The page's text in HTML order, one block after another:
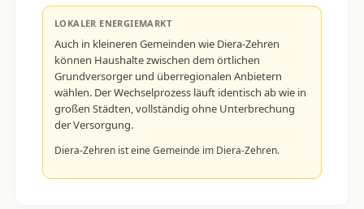
LOKALER ENERGIEMARKT
Auch in kleineren Gemeinden wie Diera-Zehren
können Haushalte zwischen dem örtlichen
Grundversorger und überregionalen Anbietern
wählen. Der Wechselprozess läuft identisch ab wie in
großen Städten, vollständig ohne Unterbrechung
der Versorgung.
Diera-Zehren ist eine Gemeinde im Diera-Zehren.